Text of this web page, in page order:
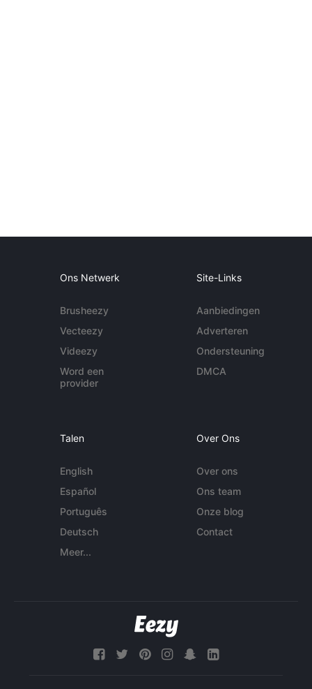
Ons Netwerk
Brusheezy
Vecteezy
Videezy
Word een
provider
Site-Links
Aanbiedingen
Adverteren
Ondersteuning
DMCA
Talen
English
Español
Português
Deutsch
Meer...
Over Ons
Over ons
Ons team
Onze blog
Contact